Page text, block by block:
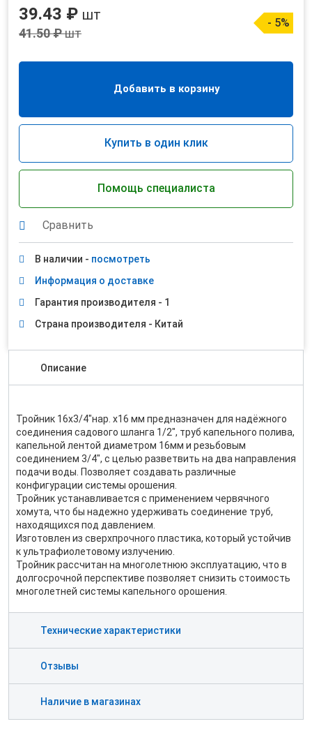
39.43 ₽ шт
41.50 ₽шт
- 5%
Добавить в корзину
Купить в один клик
Помощь специалиста
Сравнить
В наличии - посмотреть
Информация о доставке
Гарантия производителя - 1
Страна производителя - Китай
Описание
Тройник 16х3/4"нар. х16 мм предназначен для надёжного
соединения садового шланга 1/2", труб капельного полива,
капельной лентой диаметром 16мм и резьбовым
соединением 3/4", с целью разветвить на два направления
подачи воды. Позволяет создавать различные
конфигурации системы орошения.
Тройник устанавливается с применением червячного
хомута, что бы надежно удерживать соединение труб,
находящихся под давлением.
Изготовлен из сверхпрочного пластика, который устойчив
к ультрафиолетовому излучению.
Тройник рассчитан на многолетнюю эксплуатацию, что в
долгосрочной перспективе позволяет снизить стоимость
многолетней системы капельного орошения.
Технические характеристики
Отзывы
Наличие в магазинах